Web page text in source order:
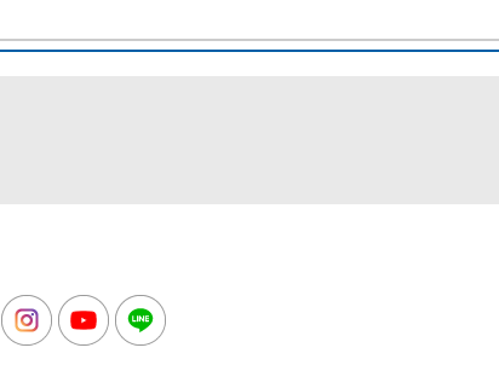
FacebookInstagramYoutube